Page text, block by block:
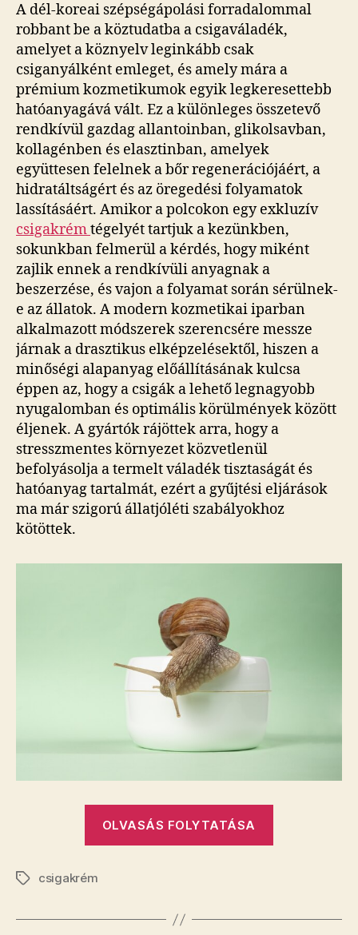
A dél-koreai szépségápolási forradalommal
robbant be a köztudatba a csigaváladék,
amelyet a köznyelv leginkább csak
csiganyálként emleget, és amely mára a
prémium kozmetikumok egyik legkeresettebb
hatóanyagává vált. Ez a különleges összetevő
rendkívül gazdag allantoinban, glikolsavban,
kollagénben és elasztinban, amelyek
együttesen felelnek a bőr regenerációjáért, a
hidratáltságért és az öregedési folyamatok
lassításáért. Amikor a polcokon egy exkluzív
csigakrémtégelyét tartjuk a kezünkben,
sokunkban felmerül a kérdés, hogy miként
zajlik ennek a rendkívüli anyagnak a
beszerzése, és vajon a folyamat során sérülnek-
e az állatok. A modern kozmetikai iparban
alkalmazott módszerek szerencsére messze
járnak a drasztikus elképzelésektől, hiszen a
minőségi alapanyag előállításának kulcsa
éppen az, hogy a csigák a lehető legnagyobb
nyugalomban és optimális körülmények között
éljenek. A gyártók rájöttek arra, hogy a
stresszmentes környezet közvetlenül
befolyásolja a termelt váladék tisztaságát és
hatóanyag tartalmát, ezért a gyűjtési eljárások
ma már szigorú állatjóléti szabályokhoz
kötöttek.
OLVASÁS FOLYTATÁSA
nyerik
Címkékcsigakrém